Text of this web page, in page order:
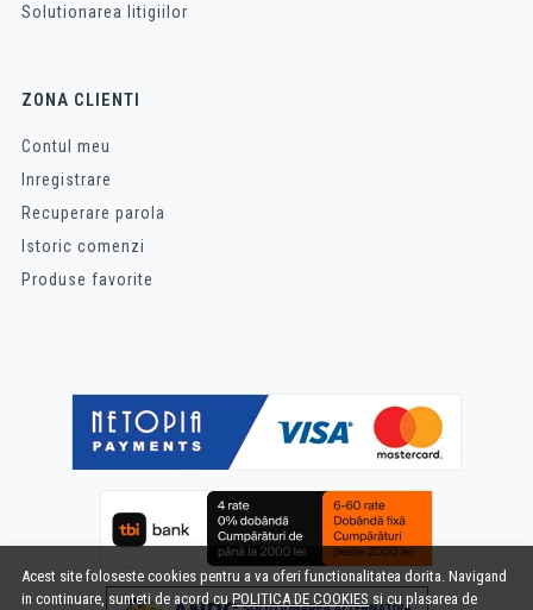
Acest site foloseste cookies pentru a va oferi functionalitatea dorita. Navigand
in continuare, sunteti de acord cuPOLITICA DE COOKIES si cu plasarea de
Solutionarea litigiilor
ZONA CLIENTI
Contul meu
Inregistrare
Recuperare parola
Istoric comenzi
Produse favorite